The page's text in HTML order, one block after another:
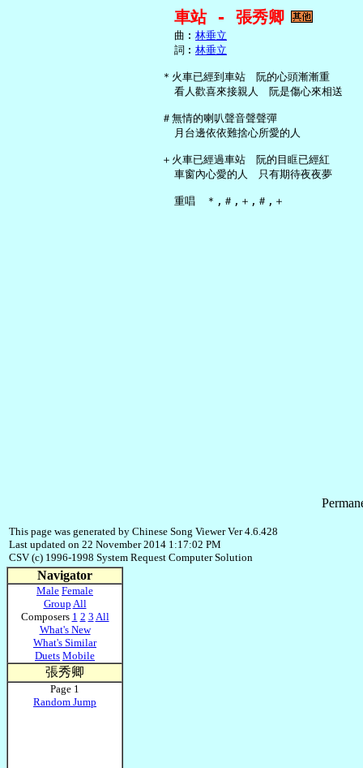
車站 - 張秀卿
     曲︰
林垂立
     詞︰
林垂立
   ＊火車已經到車站　阮的心頭漸漸重
     看人歡喜來接親人　阮是傷心來相送
   ＃無情的喇叭聲音聲聲彈
     月台邊依依難捨心所愛的人
   ＋火車已經過車站　阮的目眶已經紅
     車窗內心愛的人　只有期待夜夜夢
This page was generated by Chinese Song Viewer Ver 4.6.428
Last updated on 22 November 2014 1:17:02 PM
CSV (c) 1996-1998 System Request Computer Solution
Navigator
Male Female
Group All
Composers 1 2 3 All
What's New
What's Similar
Duets Mobile
張秀卿
Page 1
Random Jump